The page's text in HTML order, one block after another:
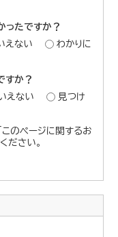
ったですか？
えない
わかりに
すか？
えない
見つけ
このページに関するお
ださい。